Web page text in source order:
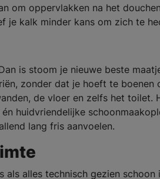
om oppervlakken na het
je kalk minder kans om zich te
is stoom je nieuwe beste
zonder dat je hoeft te boenen
de vloer en zelfs het toilet.
huidvriendelijke
lang fris aanvoelen.
alles technisch gezien schoon